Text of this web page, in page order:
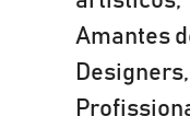
Amantes